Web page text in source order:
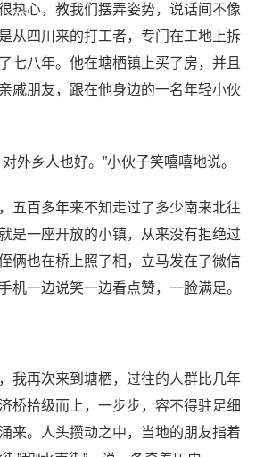
热心，教我们摆弄姿势，说话间不像
从四川来的打工者，专门在工地上拆
七八年。他在塘栖镇上买了房，并且
戚朋友，跟在他身边的一名年轻小伙
外乡人也好。”小伙子笑嘻嘻地说。
五百多年来不知走过了多少南来北往
是一座开放的小镇，从来没有拒绝过
俩也在桥上照了相，立马发在了微信
机一边说笑一边看点赞，一脸满足。
我再次来到塘栖，过往的人群比几年
桥拾级而上，一步步，容不得驻足细
来。人头攒动之中，当地的朋友指着